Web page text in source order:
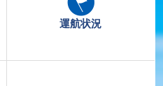
運航状況